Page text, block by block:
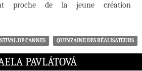
proche de la jeune création
DE CANNES QUINZAINE DES RÉALISATEURS
PAVLÁTOVÁ